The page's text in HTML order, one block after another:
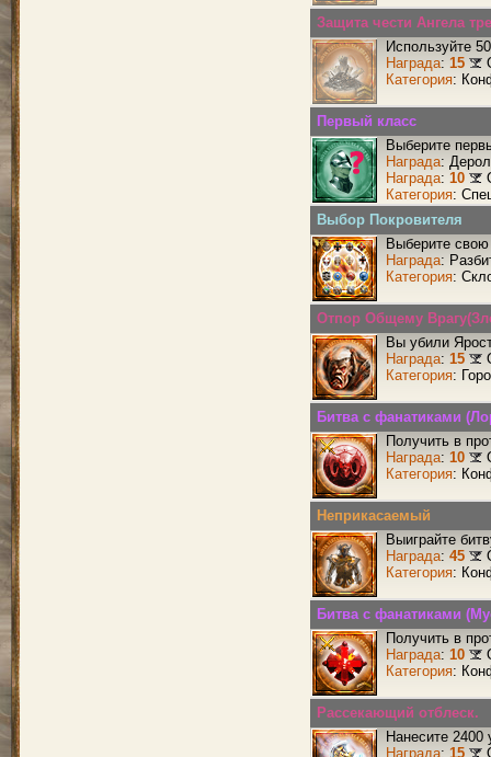
Защита чести Ангела
Используйте
Награда: 15
Категория:
Первый класс
Выберите
Награда:
Награда: 10
Категория:
Выбор Покровителя
Выберите свою
Награда:
Категория:
Отпор Общему
Вы убили
Награда: 15
Категория:
Битва с фанатиками
Получить в
Награда: 10
Категория:
Неприкасаемый
Выиграйте
Награда: 45
Категория:
Битва с фанатиками
Получить в
Награда: 10
Категория:
Рассекающий отблеск.
Нанесите 2400
Награда: 15